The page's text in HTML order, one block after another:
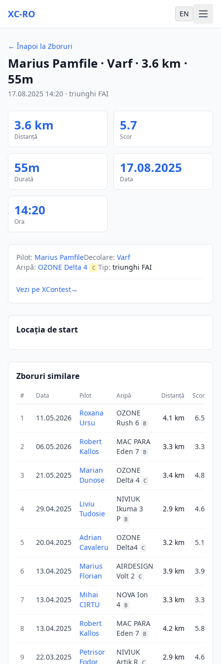
XC-RO EN
← Înapoi la Zboruri
Marius Pamfile · Varf· 3.6 km ·
55m
17.08.2025 14:20 · triunghi FAI
3.6 km
Distanță
5.7
Scor
55m
Durată
17.08.2025
Data
14:20
Ora
Pilot: Marius PamfileDecolare: Varf
Aripă: OZONE Delta 4 C Tip: triunghi FAI
Vezi pe XContest→
Locația de start
Zboruri similare
# Data Pilot Aripă Distanță Scor
1 11.05.2026
Roxana
Ursu
OZONE
Rush 6
B
4.1 km 6.5
2 06.05.2026
Robert
Kallos
MAC PARA
Eden 7
B
3.3 km 3.3
3 21.05.2025
Marian
Dunose
OZONE
Delta 4 C
3.4 km 4.8
4 29.04.2025
Liviu
Tudosie
NIVIUK
Ikuma 3
P
B
2.9 km 4.6
5 20.04.2025
Adrian
Cavaleru
OZONE
Delta4 C
3.2 km 5.1
6 13.04.2025
Marius
Florian
AIRDESIGN
Volt 2 C
3.9 km 3.9
7 13.04.2025
Mihai
CIRTU
NOVA Ion
4
B
3.3 km 3.3
8 13.04.2025
Robert
Kallos
MAC PARA
Eden 7
B
4.2 km 5.8
9 22.03.2025
Petrisor
Fodor
NIVIUK
Artik R
C
2.9 km 4.6